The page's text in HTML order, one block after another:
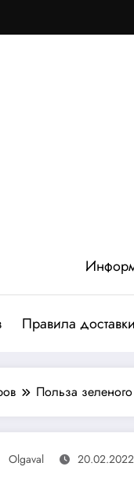
Правила доставки
Польза
Olgaval 20.02.2022